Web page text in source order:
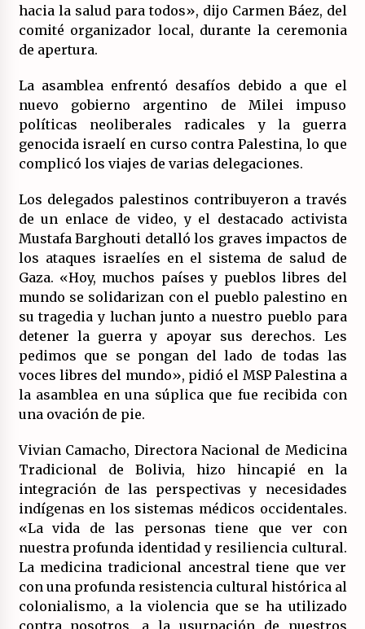
hacia la salud para todos», dijo Carmen Báez, del
comité organizador local, durante la ceremonia
de apertura.
La asamblea enfrentó desafíos debido a que el
nuevo gobierno argentino de Milei impuso
políticas neoliberales radicales y la guerra
genocida israelí en curso contra Palestina, lo que
complicó los viajes de varias delegaciones.
Los delegados palestinos contribuyeron a través
de un enlace de video, y el destacado activista
Mustafa Barghouti detalló los graves impactos de
los ataques israelíes en el sistema de salud de
Gaza. «Hoy, muchos países y pueblos libres del
mundo se solidarizan con el pueblo palestino en
su tragedia y luchan junto a nuestro pueblo para
detener la guerra y apoyar sus derechos. Les
pedimos que se pongan del lado de todas las
voces libres del mundo», pidió el MSP Palestina a
la asamblea en una súplica que fue recibida con
una ovación de pie.
Vivian Camacho, Directora Nacional de Medicina
Tradicional de Bolivia, hizo hincapié en la
integración de las perspectivas y necesidades
indígenas en los sistemas médicos occidentales.
«La vida de las personas tiene que ver con
nuestra profunda identidad y resiliencia cultural.
La medicina tradicional ancestral tiene que ver
con una profunda resistencia cultural histórica al
colonialismo, a la violencia que se ha utilizado
contra nosotros, a la usurpación de nuestros